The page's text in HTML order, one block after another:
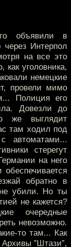
объявили в
Интерпол
на все это
как уголовника,
немецкие
провели мимо
Полиция его
Довезли до
же выглядит
там ходил под
автоматами...
стерегут
на него
обратно в
убили. Но ты
не кажется?
очередные
невозможно.
то там... Как
”Штази”,